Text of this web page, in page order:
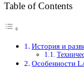
Table of Contents
История и
Особенности